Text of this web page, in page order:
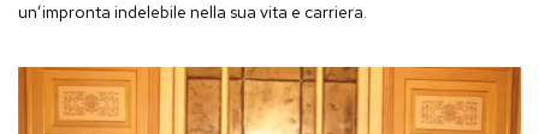
un’impronta indelebile nella sua vita e carriera.